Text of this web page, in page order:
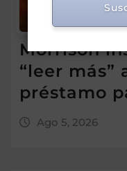
Morrison
“leer más”
préstamo
Ago 5, 2026